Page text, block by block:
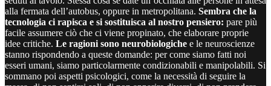
alla fermata dell’autobus, oppure in metropolitana. Sembra che la
tecnologia ci rapisca e si sostituisca al nostro pensiero: pare più
facile assumere ciò che ci viene propinato, che elaborare proprie
idee critiche. Le ragioni sono neurobiologiche e le neuroscienze
stanno rispondendo a queste domande: per come siamo fatti noi
esseri umani, siamo particolarmente condizionabili e manipolabili. Si
sommano poi aspetti psicologici, come la necessità di seguire la